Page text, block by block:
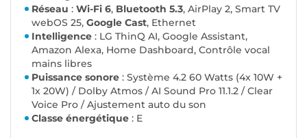
Réseau : Wi-Fi 6, Bluetooth 5.3, AirPlay 2, Smart TV
webOS 25, Google Cast, Ethernet
Intelligence : LG ThinQ AI, Google Assistant,
Amazon Alexa, Home Dashboard, Contrôle vocal
mains libres
Puissance sonore : Système 4.2 60 Watts (4x 10W +
1x 20W) / Dolby Atmos / AI Sound Pro 11.1.2 / Clear
Voice Pro / Ajustement auto du son
Classe énergétique : E